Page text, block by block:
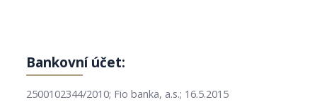
Bankovní účet:
2500102344/2010; Fio banka, a.s.; 16.5.2015